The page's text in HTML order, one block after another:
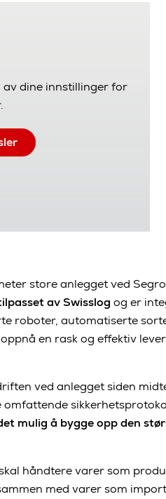
av dine innstillinger for
store anlegget ved
av Swisslog og er
roboter, automatiserte
en rask og effektiv
ved anlegget siden
omfattende
mulig å bygge opp den
håndtere varer som
med varer som